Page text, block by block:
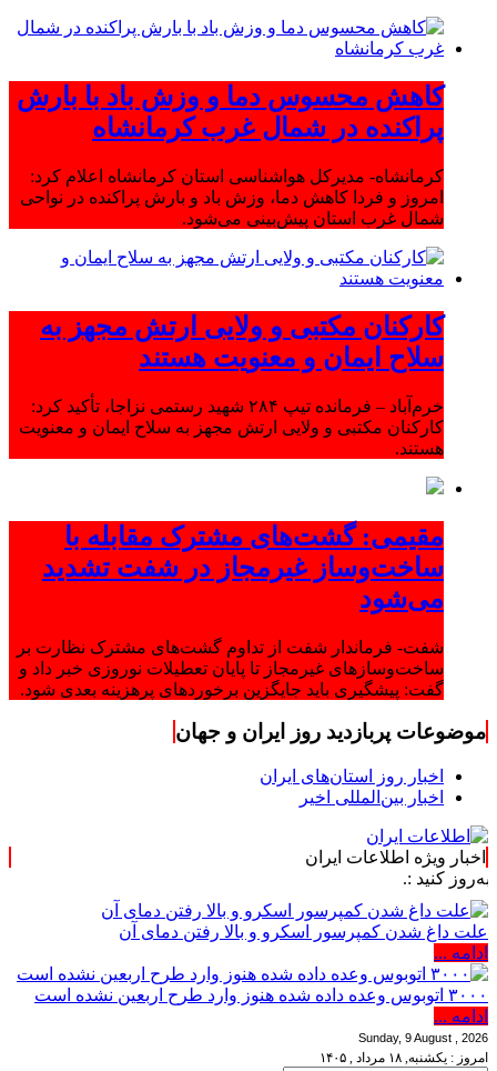
کاهش محسوس دما و وزش باد با بارش
پراکنده در شمال غرب کرمانشاه
کرمانشاه- مدیرکل هواشناسی استان کرمانشاه اعلام کرد:
امروز و فردا کاهش دما، وزش باد و بارش پراکنده در نواحی
شمال غرب استان پیش‌بینی می‌شود.
کارکنان مکتبی و ولایی ارتش مجهز به
سلاح ایمان و معنویت هستند
خرم‌آباد – فرمانده تیپ ۲۸۴ شهید رستمی نزاجا، تأکید کرد:
کارکنان مکتبی و ولایی ارتش مجهز به سلاح ایمان و معنویت
هستند.
مقیمی: گشت‌های مشترک مقابله با
ساخت‌وساز غیرمجاز در شفت تشدید
می‌شود
شفت- فرماندار شفت از تداوم گشت‌های مشترک نظارت بر
ساخت‌وسازهای غیرمجاز تا پایان تعطیلات نوروزی خبر داد و
گفت: پیشگیری باید جایگزین برخوردهای پرهزینه بعدی شود.
موضوعات پربازدید روز ایران و جهان
اخبار روز استان‌های ایران
اخبار بین‌المللی اخیر
اخبار ویژه اطلاعات ایران
:.
علت داغ شدن کمپرسور اسکرو و بالا رفتن دمای آن
ادامه ...
۳۰۰۰ اتوبوس وعده داده شده هنوز وارد طرح اربعین نشده است
ادامه ...
Sunday, 9 August , 2026
امروز : یکشنبه, ۱۸ مرداد , ۱۴۰۵